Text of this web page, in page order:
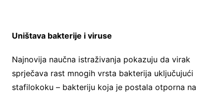
Uništava bakterije i viruse
Najnovija naučna istraživanja pokazuju da virak
sprječava rast mnogih vrsta bakterija uključujući
stafilokoku – bakteriju koja je postala otporna na